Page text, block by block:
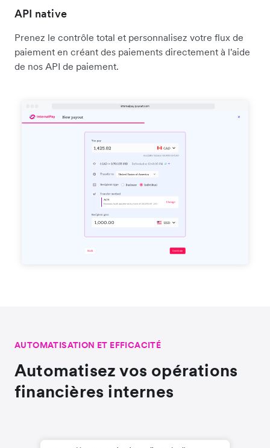
API native
Prenez le contrôle total et personnalisez votre flux de
paiement en créant des paiements directement à l'aide
de nos API de paiement.
AUTOMATISATION ET EFFICACITÉ
Automatisez vos opérations
financières internes